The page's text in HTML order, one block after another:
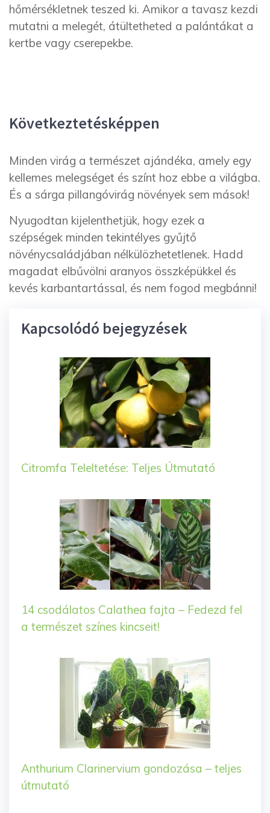
hőmérsékletnek teszed ki. Amikor a tavasz kezdi
mutatni a melegét, átültetheted a palántákat a
kertbe vagy cserepekbe.
Következtetésképpen
Minden virág a természet ajándéka, amely egy
kellemes melegséget és színt hoz ebbe a világba.
És a sárga pillangóvirág növények sem mások!
Nyugodtan kijelenthetjük, hogy ezek a
szépségek minden tekintélyes gyűjtő
növénycsaládjában nélkülözhetetlenek. Hadd
magadat elbűvölni aranyos összképükkel és
kevés karbantartással, és nem fogod megbánni!
Kapcsolódó bejegyzések
Citromfa Teleltetése: Teljes Útmutató
14 csodálatos Calathea fajta – Fedezd fel
a természet színes kincseit!
Anthurium Clarinervium gondozása – teljes
útmutató